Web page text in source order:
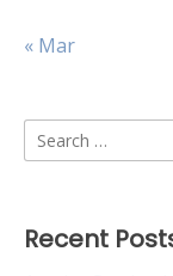
« Mar
Search
for:
Recent